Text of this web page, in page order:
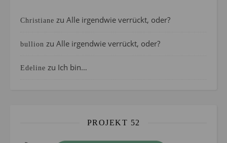
Christiane zu Alle irgendwie verrückt, oder?
bullion zu Alle irgendwie verrückt, oder?
Edeline zu Ich bin…
PROJEKT 52